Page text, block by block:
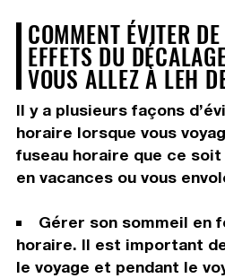
COMMENT ÉVITER
EFFETS DU
VOUS ALLEZ À LEH
Il y a plusieurs façons
horaire lorsque vous
fuseau horaire que ce
en vacances ou vous
Gérer son sommeil en
horaire. Il est important
le voyage et pendant le